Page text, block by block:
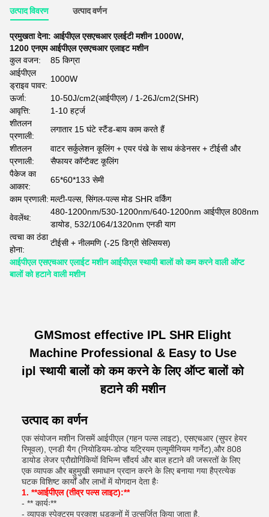
उत्पाद विवरण उत्पाद वर्णन
प्रमुखता देना: आईपीएल एसएचआर एलईटी मशीन 1000W,
1200 एनएम आईपीएल एसएचआर एलाइट मशीन
कुल वजन:
85 किग्रा
आईपीएल
ड्राइव पावर:
1000W
ऊर्जा:
10-50J/cm2(आईपीएल) / 1-26J/cm2(SHR)
आवृत्ति:
1-10 हर्ट्ज
शीतलन
प्रणाली:
लगातार 15 घंटे स्टैंड-बाय काम करते हैं
शीतलन
प्रणाली:
वाटर सर्कुलेशन कूलिंग + एयर पंखे के साथ कंडेनसर + टीईसी और
सैफायर कॉन्टैक्ट कूलिंग
पैकेज का
आकार:
65*60*133 सेमी
काम प्रणाली: मल्टी-पल्स, सिंगल-पल्स मोड SHR वर्किंग
वेवलेंथ:
480-1200nm/530-1200nm/640-1200nm आईपीएल 808nm
डायोड, 532/1064/1320nm एनडी याग
त्वचा का ठंडा
होना:
टीईसी + नीलमणि (-25 डिग्री सेल्सियस)
आईपीएल एसएचआर एलाईट मशीन आईपीएल स्थायी बालों को कम करने वाली ऑप्ट
बालों को हटाने वाली मशीन
GMSmost effective IPL SHR Elight
Machine Professional & Easy to Use
ipl स्थायी बालों को कम करने के लिए ऑप्ट बालों को
हटाने की मशीन
उत्पाद का वर्णन
एक संयोजन मशीन जिसमें आईपीएल (गहन पल्स लाइट), एसएचआर (सुपर हेयर
रिमूवल), एनडी यैग (नियोडियम-डोप्ड यट्रियम एल्यूमीनियम गार्नेट),और 808
डायोड लेजर प्रौद्योगिकियों विभिन्न सौंदर्य और बाल हटाने की जरूरतों के लिए
एक व्यापक और बहुमुखी समाधान प्रदान करने के लिए बनाया गया हैप्रत्येक
घटक विशिष्ट कार्यों और लाभों में योगदान देता हैः
1. **आईपीएल (तीव्र पल्स लाइट):**
- ** कार्यः**
- व्यापक स्पेक्ट्रम प्रकाश धड़कनों में उत्सर्जित किया जाता है.